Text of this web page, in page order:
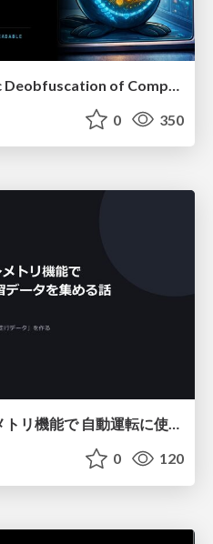
0 350
Forza Horizon 6 のテレメトリ機能で 自動運転に使えそうな学習データを集める話
0 120